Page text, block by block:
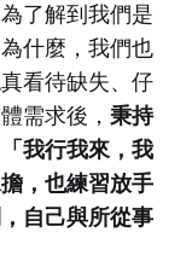
了解到我們是
什麼，我們也
看待缺失、仔
需求後， 秉持
我行我來，我
，也練習放手
自己與所從事